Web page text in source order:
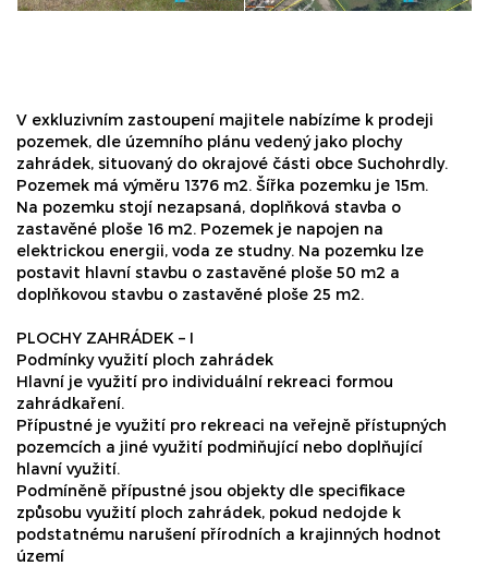
V exkluzivním zastoupení majitele nabízíme k prodeji
pozemek, dle územního plánu vedený jako plochy
zahrádek, situovaný do okrajové části obce Suchohrdly.
Pozemek má výměru 1376 m2. Šířka pozemku je 15m.
Na pozemku stojí nezapsaná, doplňková stavba o
zastavěné ploše 16 m2. Pozemek je napojen na
elektrickou energii, voda ze studny. Na pozemku lze
postavit hlavní stavbu o zastavěné ploše 50 m2 a
doplňkovou stavbu o zastavěné ploše 25 m2.
PLOCHY ZAHRÁDEK – I
Podmínky využití ploch zahrádek
Hlavní je využití pro individuální rekreaci formou
zahrádkaření.
Přípustné je využití pro rekreaci na veřejně přístupných
pozemcích a jiné využití podmiňující nebo doplňující
hlavní využití.
Podmíněně přípustné jsou objekty dle specifikace
způsobu využití ploch zahrádek, pokud nedojde k
podstatnému narušení přírodních a krajinných hodnot
území